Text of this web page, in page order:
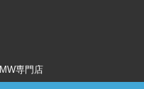
専門店